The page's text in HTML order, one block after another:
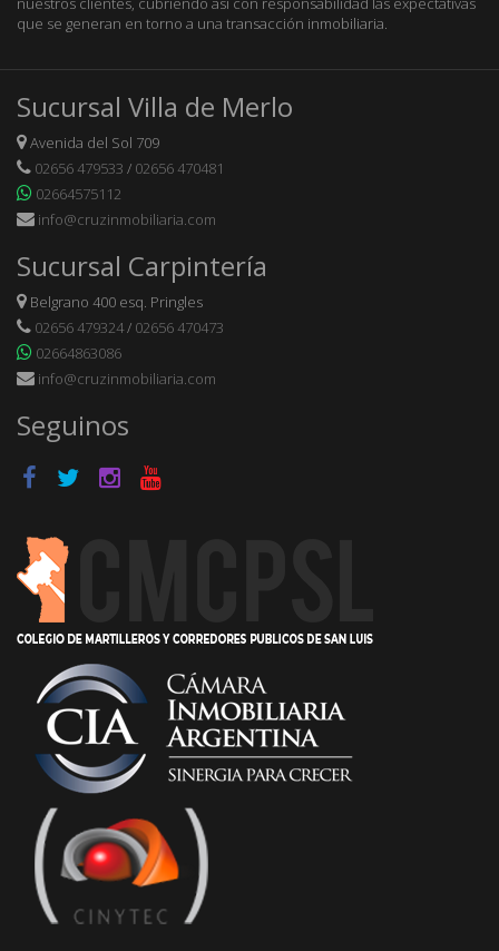
que se generan en torno a una transacción inmobiliaria.
Sucursal Villa de Merlo
Avenida del Sol 709
02656 479533 / 02656 470481
02664575112
info@cruzinmobiliaria.com
Sucursal Carpintería
Belgrano 400 esq. Pringles
02656 479324/ 02656 470473
02664863086
info@cruzinmobiliaria.com
Seguinos